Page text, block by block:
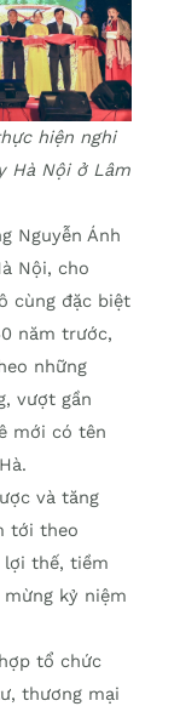
hiện nghi
Hà Nội ở Lâm
Nguyễn Ánh
Nội, cho
cùng đặc biệt
năm trước,
những
vượt gần
mới có tên
và tăng
tới theo
lợi thế, tiềm
kỷ niệm
tổ chức
thương mại